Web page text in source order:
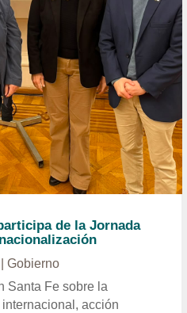
de la Jornada
Gobierno
Santa Fe sobre la
acción